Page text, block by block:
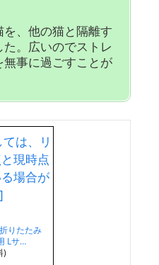
、他の猫と隔離す
。広いのでストレ
無事に過ごすことが
りたたみ
Lサ…
)